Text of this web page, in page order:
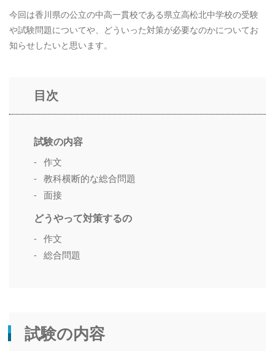
今回は香川県の公立の中高一貫校である県立高松北中学校の受験
や試験問題についてや、どういった対策が必要なのかについてお
知らせしたいと思います。
目次
試験の内容
作文
教科横断的な総合問題
面接
どうやって対策するの
作文
総合問題
試験の内容